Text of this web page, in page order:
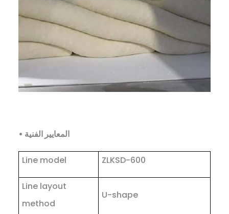
• المعايير الفنية
Line model ZLKSD-600
Line layout
method
U-shape